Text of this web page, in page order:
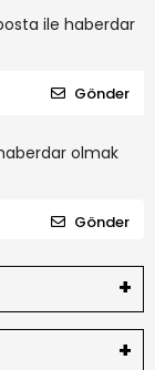
ile haberdar
Gönder
olmak
Gönder